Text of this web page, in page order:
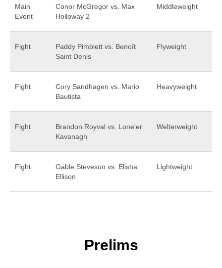
Main
Event
Conor McGregor vs. Max
Holloway 2
Middleweight
Fight
Paddy Pimblett vs. Benoît
Saint Denis
Flyweight
Fight
Cory Sandhagen vs. Mario
Bautista
Heavyweight
Fight
Brandon Royval vs. Lone'er
Kavanagh
Welterweight
Fight
Gable Steveson vs. Elisha
Ellison
Lightweight
Prelims